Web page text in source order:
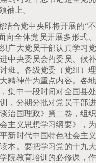
袖上。
结合党中央即将开展的“不
向全体党员开展多形式、
广大党员干部认真学习党
中央委员会的委员、候补
班。各级党委（党组）理
精神作为重点内容。各地
集中一段时间对全国县处
，分期分批对党员干部进
治国理政》第二卷，组织
主义思想学习纲要》，为
新时代中国特色社会主义
本。要把学习党的十九大
院教育培训的必修课，作